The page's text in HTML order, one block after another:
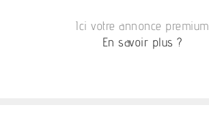
Ici votre annonce premium
En savoir plus ?